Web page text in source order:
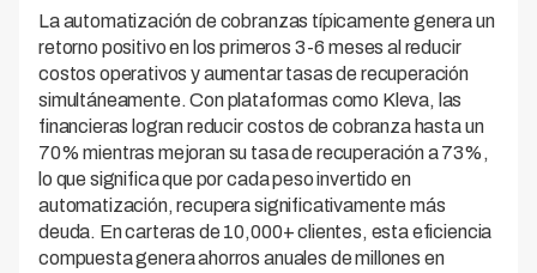
La automatización de cobranzas típicamente genera un
retorno positivo en los primeros 3-6 meses al reducir
costos operativos y aumentar tasas de recuperación
simultáneamente. Con plataformas como Kleva, las
financieras logran reducir costos de cobranza hasta un
70% mientras mejoran su tasa de recuperación a 73%,
lo que significa que por cada peso invertido en
automatización, recupera significativamente más
deuda. En carteras de 10,000+ clientes, esta eficiencia
compuesta genera ahorros anuales de millones en